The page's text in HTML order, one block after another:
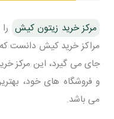
مرکز خرید زیتون کیش
مراکز خرید کیش دانست
جای می گیرد، این مرکز
و فروشگاه های خود،
می باشد.